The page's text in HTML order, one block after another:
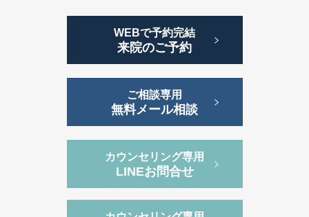
WEBで予約完結
来院のご予約
ご相談専用
無料メール相談
カウンセリング専用
LINEお問合せ